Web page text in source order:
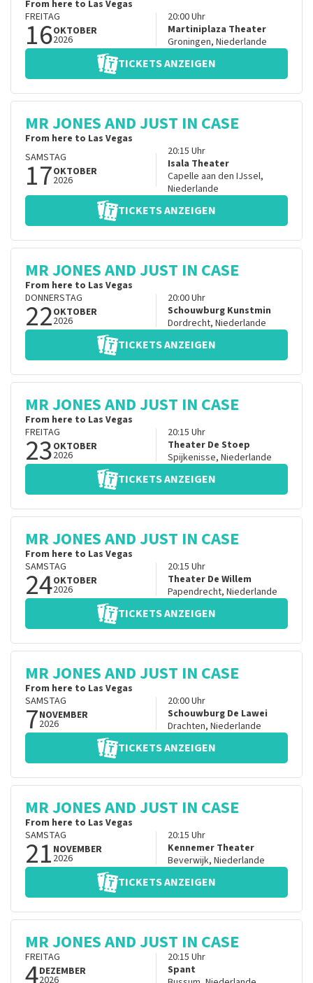
From here to Las Vegas
FREITAG
16OKTOBER
2026
20:00Uhr
Martiniplaza Theater
Groningen, Niederlande
TICKETS ANZEIGEN
MR JONES AND JUST IN CASE
From here to Las Vegas
SAMSTAG
17OKTOBER
2026
20:15 Uhr
Isala Theater
Capelle aan den IJssel,
Niederlande
TICKETS ANZEIGEN
MR JONES AND JUST IN CASE
From here to Las Vegas
DONNERSTAG
22OKTOBER
2026
20:00Uhr
Schouwburg Kunstmin
Dordrecht, Niederlande
TICKETS ANZEIGEN
MR JONES AND JUST IN CASE
From here to Las Vegas
FREITAG
23OKTOBER
2026
20:15 Uhr
Theater De Stoep
Spijkenisse, Niederlande
TICKETS ANZEIGEN
MR JONES AND JUST IN CASE
From here to Las Vegas
SAMSTAG
24OKTOBER
2026
20:15 Uhr
Theater De Willem
Papendrecht, Niederlande
TICKETS ANZEIGEN
MR JONES AND JUST IN CASE
From here to Las Vegas
SAMSTAG
7NOVEMBER
2026
20:00Uhr
Schouwburg De Lawei
Drachten, Niederlande
TICKETS ANZEIGEN
MR JONES AND JUST IN CASE
From here to Las Vegas
SAMSTAG
21 NOVEMBER
2026
20:15 Uhr
Kennemer Theater
Beverwijk, Niederlande
TICKETS ANZEIGEN
MR JONES AND JUST IN CASE
FREITAG
DEZEMBER
20:15 Uhr
Spant